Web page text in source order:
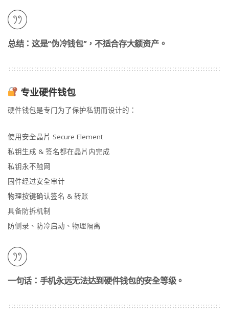
总结：这是“伪冷钱包”，不适合存大额资产。
专业硬件钱包
硬件钱包是专门为了保护私钥而设计的：
使用安全晶片 Secure Element
私钥生成 & 签名都在晶片内完成
私钥永不触网
固件经过安全审计
物理按键确认签名 & 转账
具备防拆机制
防侧录、防冷启动、物理隔离
一句话：手机永远无法达到硬件钱包的安全等级。